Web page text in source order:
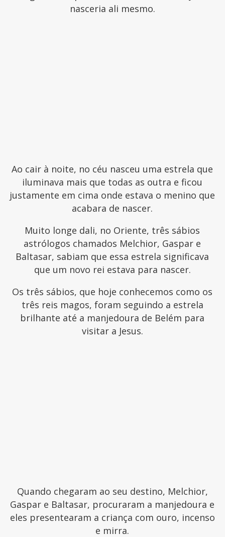
nasceria ali mesmo.
Ao cair à noite, no céu nasceu uma estrela que
iluminava mais que todas as outra e ficou
justamente em cima onde estava o menino que
acabara de nascer.
Muito longe dali, no Oriente, três sábios
astrólogos chamados Melchior, Gaspar e
Baltasar, sabiam que essa estrela significava
que um novo rei estava para nascer.
Os três sábios, que hoje conhecemos como os
três reis magos, foram seguindo a estrela
brilhante até a manjedoura de Belém para
visitar a Jesus.
Quando chegaram ao seu destino, Melchior,
Gaspar e Baltasar, procuraram a manjedoura e
eles presentearam a criança com ouro, incenso
e mirra.